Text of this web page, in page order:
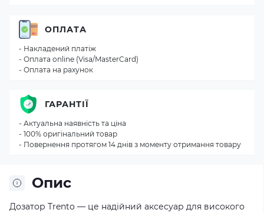
Опис
Дозатор Trento — це надійний аксесуар для високого
ОПЛАТА
- Накладений платіж
- Оплата online (Visa/MasterCard)
- Оплата на рахунок
ГАРАНТІЇ
- Актуальна наявність та ціна
- 100% оригінальний товар
- Повернення протягом 14 днів з моменту отримання товару